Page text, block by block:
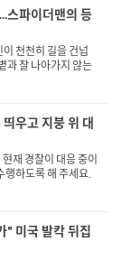
스파이더맨의 등
천천히 길을 건넙
과 잘 나아가지 않는
바로 그때 스파이더
다 건너자마자 ...
띄우고 지붕 위 대
재 경찰이 대응 중이
행하도록 해 주세요.
. 지금은 이곳을 지
남성이 작은 ...
" 미국 발칵 뒤집